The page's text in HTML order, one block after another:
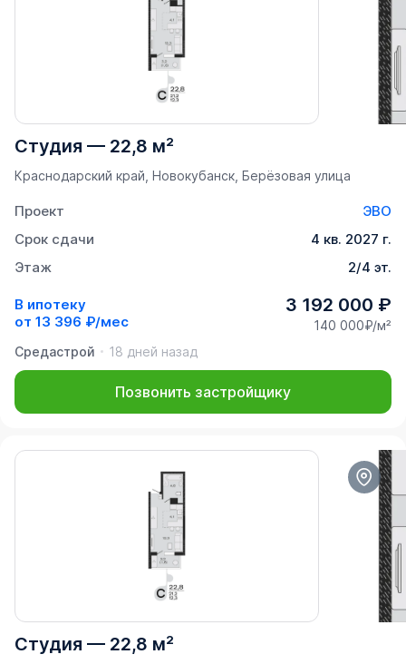
Студия — 22,8 м²
Краснодарский край, Новокубанск, Берёзовая улица
Проект
ЭВО
Срок сдачи
4 кв. 2027 г.
Этаж
2/4 эт.
В ипотеку
от 13 396 ₽/мес
3 192 000 ₽
140 000₽/м²
Средастрой
18 дней назад
Позвонить застройщику
Студия — 22,8 м²